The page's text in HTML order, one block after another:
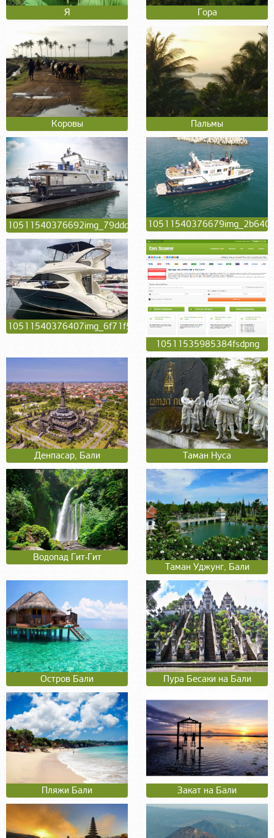
Я Гора
Коровы Пальмы
10511540376692img_79ddca_c39a9a_fe5b7e_3
10511540376407img_6f71f5_2c5bce_c97b10_d
10511535985384fsdpng
Денпасар, Бали Таман Нуса
Водопад Гит-Гит
Таман Уджунг, Бали
Остров Бали Пура Бесаки на Бали
Пляжи Бали Закат на Бали